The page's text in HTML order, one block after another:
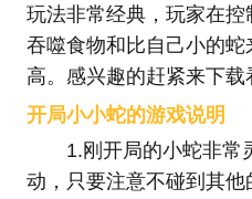
玩法非常经典，玩家在控
吞噬食物和比自己小的
高。感兴趣的赶紧来下载
开局小小蛇的游戏说明
1.刚开局的小蛇非常
动，只要注意不碰到其